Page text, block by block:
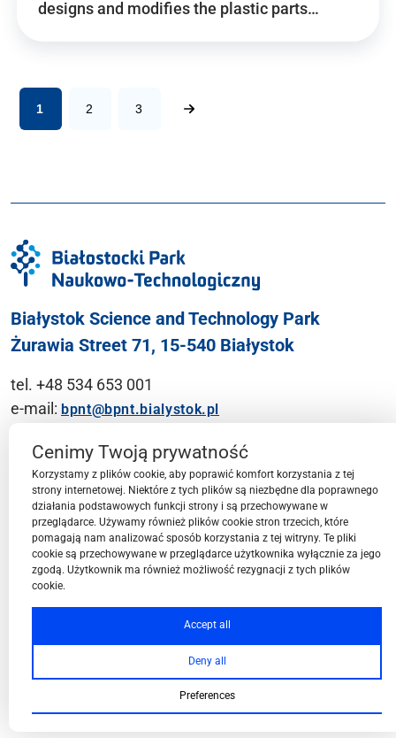
designs and modifies the plastic parts…
1 2 3
Białystok Science and Technology Park
Żurawia Street 71, 15-540 Białystok
tel. +48 534 653 001
e-mail: bpnt@bpnt.bialystok.pl
Contact
BPN-T Area
BPN-T Offer
Cenimy Twoją prywatność
Korzystamy z plików cookie, aby poprawić komfort korzystania z tej
strony internetowej. Niektóre z tych plików są niezbędne dla poprawnego
działania podstawowych funkcji strony i są przechowywane w
przeglądarce. Używamy również plików cookie stron trzecich, które
pomagają nam analizować sposób korzystania z tej witryny. Te pliki
cookie są przechowywane w przeglądarce użytkownika wyłącznie za jego
zgodą. Użytkownik ma również możliwość rezygnacji z tych plików
cookie.
Accept all
Deny all
Preferences